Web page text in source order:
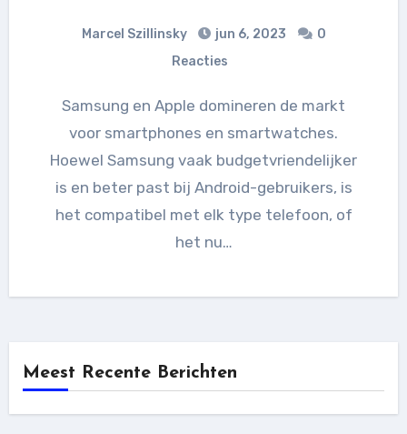
Marcel Szillinsky jun 6, 2023
0
Reacties
Samsung en Apple domineren de markt
voor smartphones en smartwatches.
Hoewel Samsung vaak budgetvriendelijker
is en beter past bij Android-gebruikers, is
het compatibel met elk type telefoon, of
het nu…
Meest Recente Berichten